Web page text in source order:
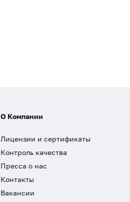
О Компании
Лицензии и сертификаты
Контроль качества
Пресса о нас
Контакты
Вакансии